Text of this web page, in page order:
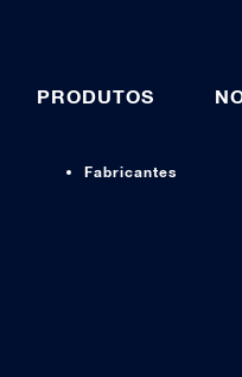
PRODUTOS
Fabricantes